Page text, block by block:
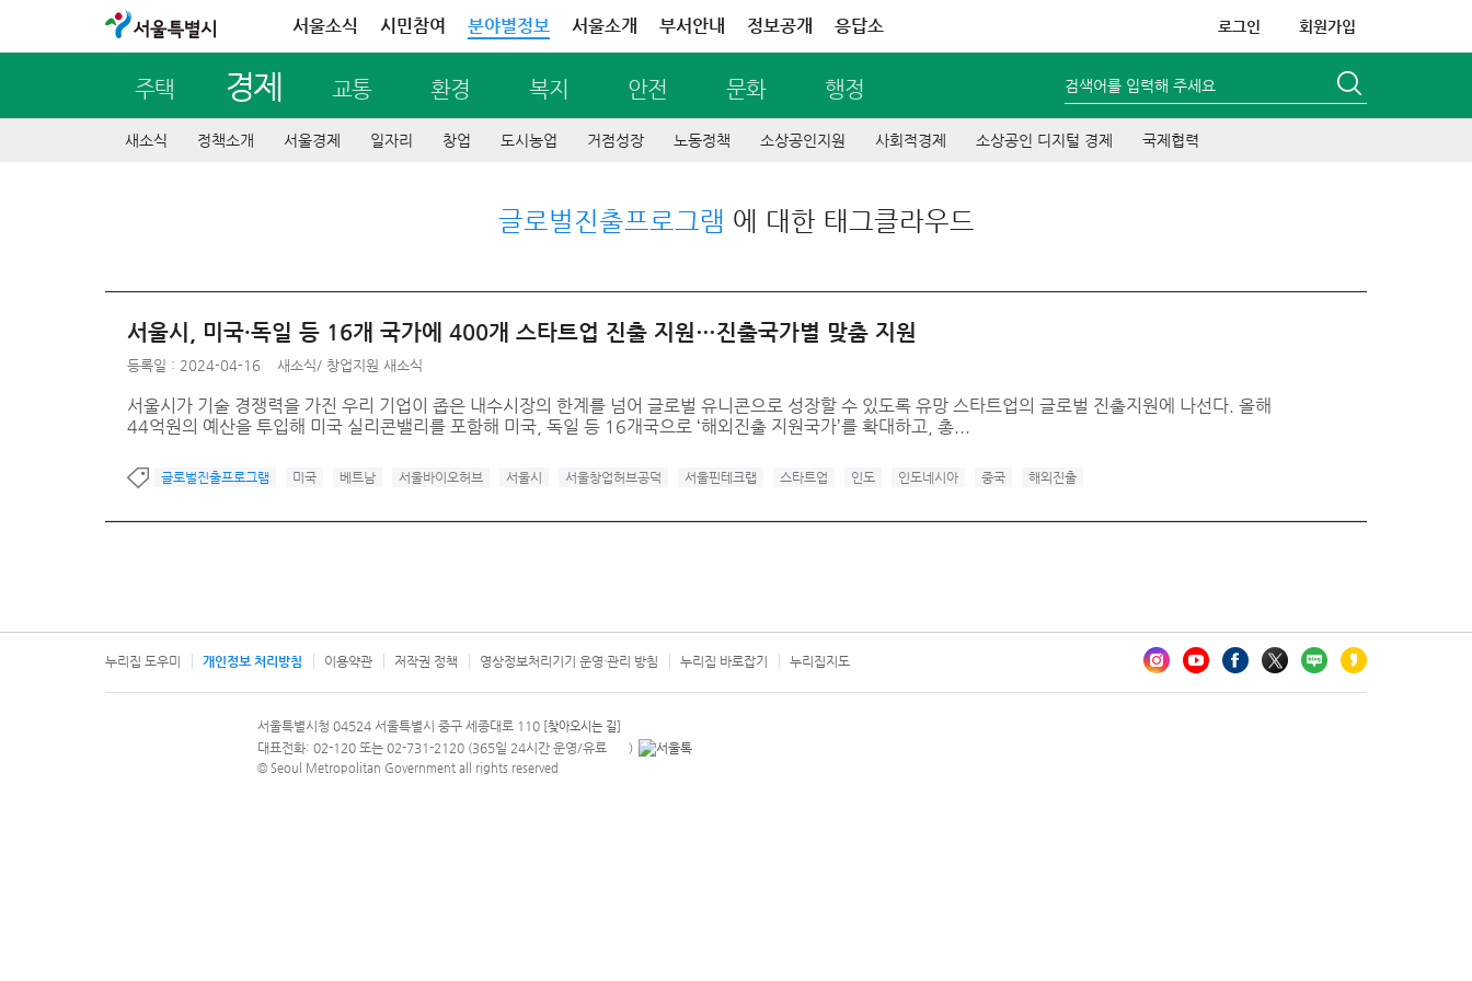
서울특별시 서울소식 시민참여 분야별정보 서울소개 부서안내 정보공개 응답소 로그인 회원가입
주택 경제 교통 환경 복지 안전 문화 행정 검색어를 입력해 주세요
새소식 정책소개 서울경제 일자리 창업 도시농업 거점성장 노동정책 소상공인지원 사회적경제 소상공인 디지털 경제 국제협력
글로벌진출프로그램 에 대한 태그클라우드
서울시, 미국·독일 등 16개 국가에 400개 스타트업 진출 지원…진출국가별 맞춤 지원
등록일 : 2024-04-16 새소식/ 창업지원 새소식
서울시가 기술 경쟁력을 가진 우리 기업이 좁은 내수시장의 한계를 넘어 글로벌 유니콘으로 성장할 수 있도록 유망 스타트업의 글로벌 진출지원에 나선다. 올해
44억원의 예산을 투입해 미국 실리콘밸리를 포함해 미국, 독일 등 16개국으로 ‘해외진출 지원국가’를 확대하고, 총...
글로벌진출프로그램 미국 베트남 서울바이오허브 서울시 서울창업허브공덕 서울핀테크랩 스타트업 인도 인도네시아 중국 해외진출
누리집 도우미 개인정보 처리방침 이용약관 저작권 정책 영상정보처리기기 운영·관리 방침 누리집 바로잡기 누리집지도
문의 전화번호 120, 120 다산콜재단
서울특별시청 04524 서울특별시 중구 세종대로 110 [찾아오시는 길]
대표전화: 02-120 또는 02-731-2120 (365일 24시간 운영/유료 안내팝업 열기
)
© Seoul Metropolitan Government all rights reserved